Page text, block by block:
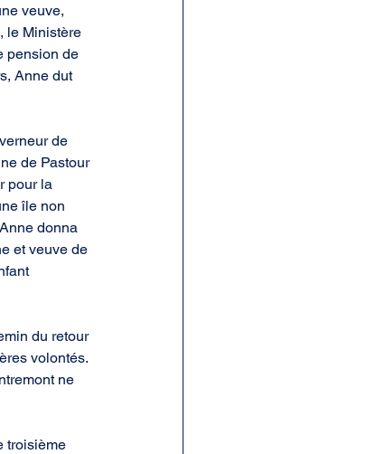
veuve,
le Ministère
pension de
Anne dut
de
de Pastour
pour la
île non
donna
et veuve de
du retour
volontés.
ne
troisième